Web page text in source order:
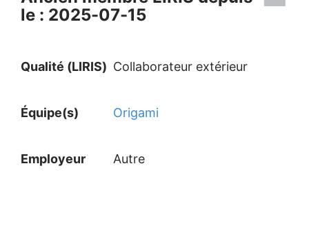
le : 2025-07-15
Qualité (LIRIS) Collaborateur extérieur
Équipe(s) Origami
Employeur Autre